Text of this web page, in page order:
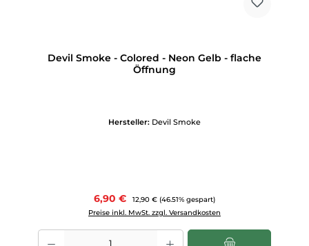
Devil Smoke - Colored - Neon Gelb - flache
Öffnung
Hersteller: Devil Smoke
Verkaufspreis:
6,90 € Regulärer Preis:
12,90 € (46.51% gespart)
Preise inkl. MwSt. zzgl. Versandkosten
Produkt Anzahl: Gib den gewünschten Wert ein oder benutze die